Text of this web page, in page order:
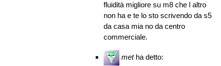
fluidità migliore su m8 che l altro
non ha e te lo sto scrivendo da s5
da casa mia no da centro
commerciale.
met ha detto: